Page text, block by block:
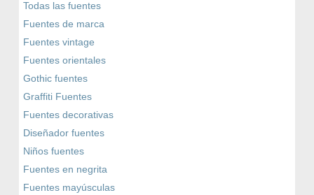
Todas las fuentes
Fuentes de marca
Fuentes vintage
Fuentes orientales
Gothic fuentes
Graffiti Fuentes
Fuentes decorativas
Diseñador fuentes
Niños fuentes
Fuentes en negrita
Fuentes mayúsculas